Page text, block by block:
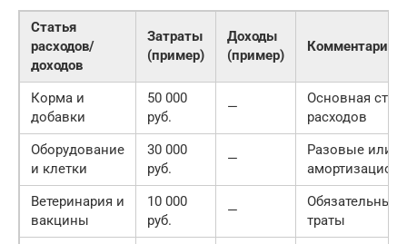
Статья
расходов/
доходов
Затраты
(пример)
Доходы
(пример)
Комментарий
Корма и
добавки
50 000
руб.
—
Основная
расходов
Оборудование
и клетки
30 000
руб.
—
Разовые или
Ветеринария и
вакцины
10 000
руб.
—
Обязательные
траты